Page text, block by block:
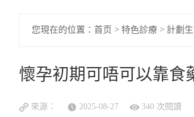
您現在的位置： 首页 > 特色診療 > 計劃
懷孕初期可唔可以靠食
來源： 2025-08-27 340 次閱讀